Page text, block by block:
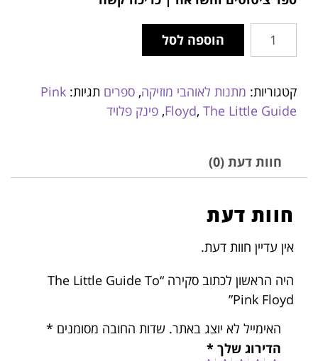
הוספה לסל
קטגוריות: מתנות לאוהבי מוזיקה, ספרים תגיות: Pink
Floyd, The Little Guide
, פינק פלויד
חוות דעת (0)
חוות דעת
אין עדיין חוות דעת.
היה הראשון לכתוב סקירה “The Little Guide To
Pink Floyd”
האימייל לא יוצג באתר. שדות החובה מסומנים *
הדירוג שלך *